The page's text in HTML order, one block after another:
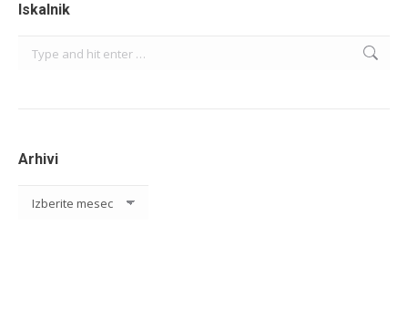
Iskalnik
Arhivi